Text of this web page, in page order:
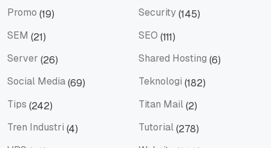
Promo (19) Security(145)
SEM (21) SEO (111)
Server (26) Shared Hosting (6)
Social Media(69) Teknologi (182)
Tips (242) Titan Mail(2)
Tren Industri (4) Tutorial(278)